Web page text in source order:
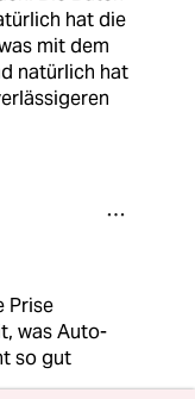
hat die
mit dem
natürlich hat
Prise
was Auto-
so gut